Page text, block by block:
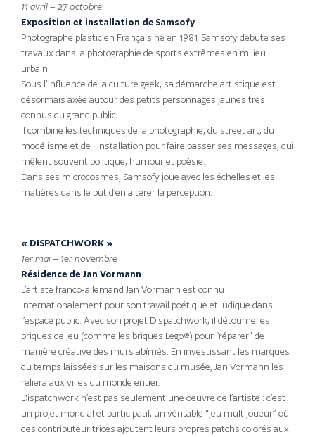
11 avril – 27 octobre
Exposition et installation de Samsofy
Photographe plasticien Français né en 1981, Samsofy débute ses
travaux dans la photographie de sports extrêmes en milieu
urbain.
Sous l’influence de la culture geek, sa démarche artistique est
désormais axée autour des petits personnages jaunes très
connus du grand public.
Il combine les techniques de la photographie, du street art, du
modélisme et de l’installation pour faire passer ses messages, qui
mêlent souvent politique, humour et poésie.
Dans ses microcosmes, Samsofy joue avec les échelles et les
matières dans le but d’en altérer la perception.
« DISPATCHWORK »
1er mai – 1er novembre
Résidence de Jan Vormann
L’artiste franco-allemand Jan Vormann est connu
internationalement pour son travail poétique et ludique dans
l’espace public. Avec son projet Dispatchwork, il détourne les
briques de jeu (comme les briques Lego®) pour “réparer” de
manière créative des murs abîmés. En investissant les marques
du temps laissées sur les maisons du musée, Jan Vormann les
reliera aux villes du monde entier.
Dispatchwork n’est pas seulement une oeuvre de l’artiste : c’est
un projet mondial et participatif, un véritable “jeu multijoueur” où
des contributeur·trices ajoutent leurs propres patchs colorés aux